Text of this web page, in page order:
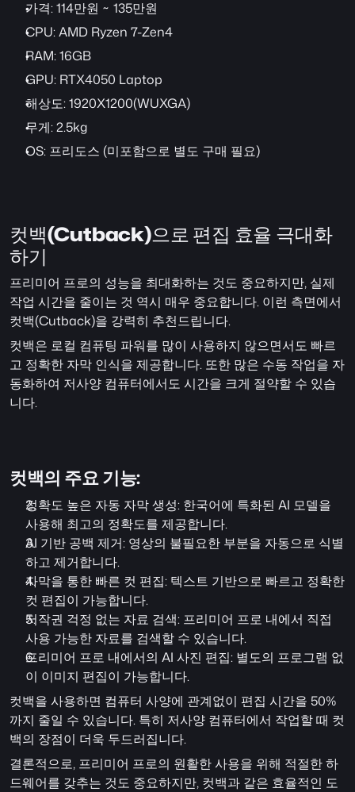
가격: 114만원 ~ 135만원
CPU: AMD Ryzen 7-Zen4
RAM: 16GB
GPU: RTX4050 Laptop
해상도: 1920X1200(WUXGA)
무게: 2.5kg
OS: 프리도스 (미포함으로 별도 구매 필요)
컷백(Cutback)으로 편집 효율 극대화
하기
프리미어 프로의 성능을 최대화하는 것도 중요하지만, 실제
작업 시간을 줄이는 것 역시 매우 중요합니다. 이런 측면에서
컷백(Cutback)을 강력히 추천드립니다.
컷백은 로컬 컴퓨팅 파워를 많이 사용하지 않으면서도 빠르
고 정확한 자막 인식을 제공합니다. 또한 많은 수동 작업을 자
동화하여 저사양 컴퓨터에서도 시간을 크게 절약할 수 있습
니다.
컷백의 주요 기능:
정확도 높은 자동 자막 생성: 한국어에 특화된 AI 모델을
사용해 최고의 정확도를 제공합니다.
AI 기반 공백 제거: 영상의 불필요한 부분을 자동으로 식별
하고 제거합니다.
자막을 통한 빠른 컷 편집: 텍스트 기반으로 빠르고 정확한
컷 편집이 가능합니다.
저작권 걱정 없는 자료 검색: 프리미어 프로 내에서 직접
사용 가능한 자료를 검색할 수 있습니다.
프리미어 프로 내에서의 AI 사진 편집: 별도의 프로그램 없
이 이미지 편집이 가능합니다.
컷백을 사용하면 컴퓨터 사양에 관계없이 편집 시간을 50%
까지 줄일 수 있습니다. 특히 저사양 컴퓨터에서 작업할 때 컷
백의 장점이 더욱 두드러집니다.
결론적으로, 프리미어 프로의 원활한 사용을 위해 적절한 하
드웨어를 갖추는 것도 중요하지만, 컷백과 같은 효율적인 도